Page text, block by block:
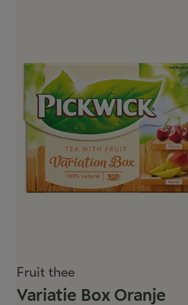
Fruit thee
Variatie Box Oranje